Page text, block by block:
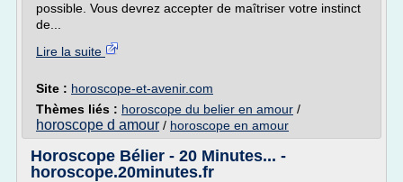
possible. Vous devrez accepter de maîtriser votre instinct
de...
Lire la suite
Site : horoscope-et-avenir.com
Thèmes liés : horoscope du belier en amour /
horoscope d amour / horoscope en amour
Horoscope Bélier - 20 Minutes... -
horoscope.20minutes.fr